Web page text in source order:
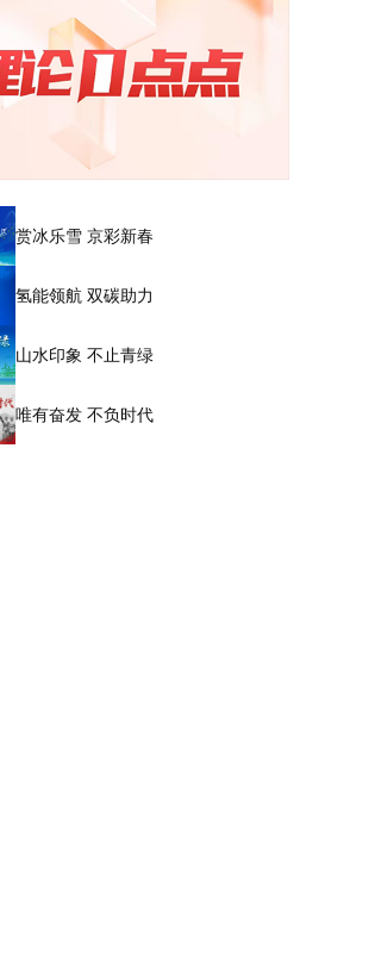
赏冰乐雪 京彩新春
氢能领航 双碳助力
山水印象 不止青绿
唯有奋发 不负时代